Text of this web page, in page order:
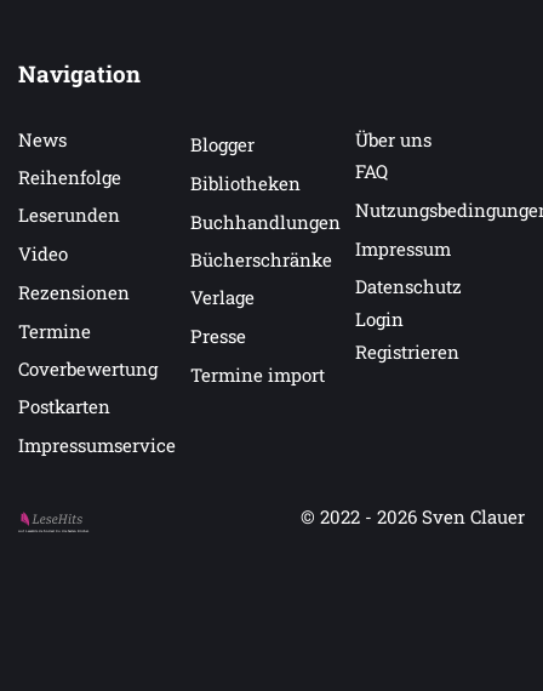
Navigation
News
Reihenfolge
Leserunden
Video
Rezensionen
Termine
Coverbewertung
Postkarten
Impressumservice
Blogger
Bibliotheken
Buchhandlungen
Bücherschränke
Verlage
Presse
Termine import
Über uns
FAQ
Impressum
Datenschutz
Login
Registrieren
Auf LeseHits.de findest Du die besten Bücher.
© 2022 - 2026 Sven Clauer